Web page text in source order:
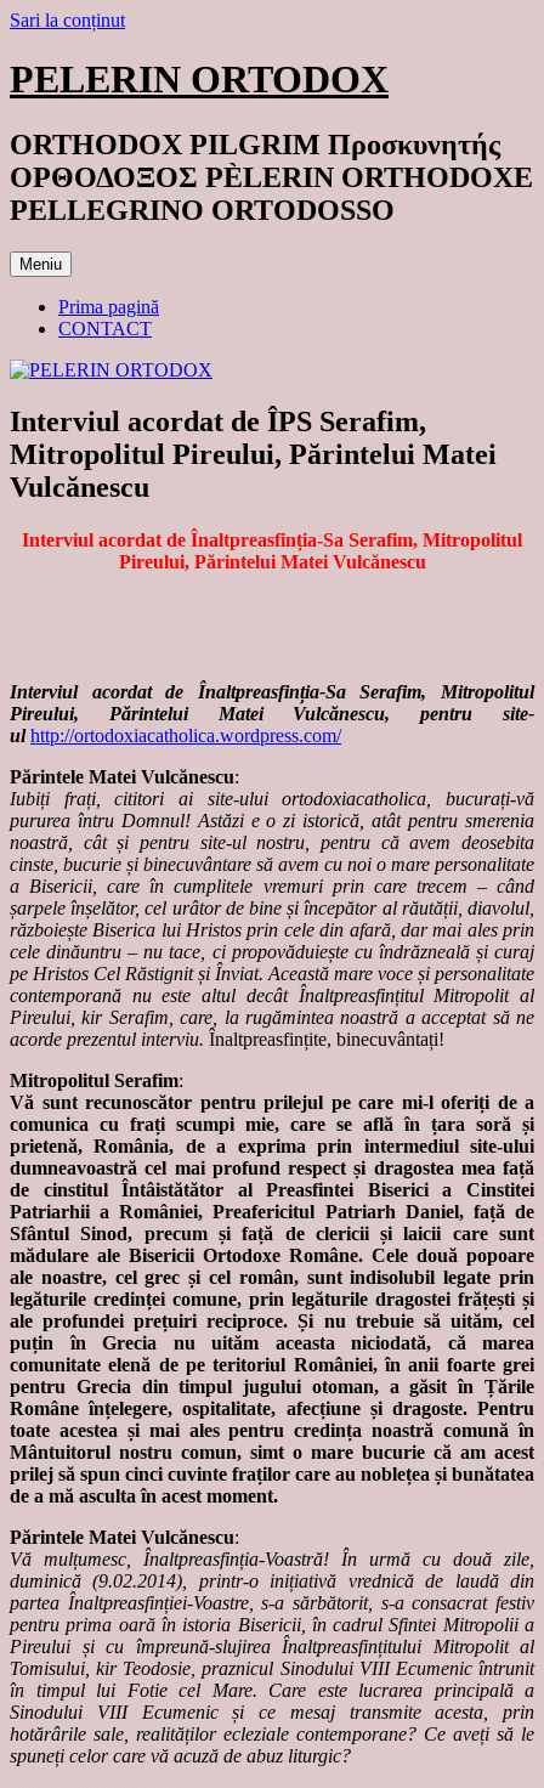
Sari la conținut
PELERIN ORTODOX
ORTHODOX PILGRIM Προσκυνητής
ΟΡΘΟΔΟΞΟΣ PÈLERIN ORTHODOXE
PELLEGRINO ORTODOSSO
Meniu
Prima pagină
CONTACT
Interviul acordat de ÎPS Serafim,
Mitropolitul Pireului, Părintelui Matei
Vulcănescu
Interviul acordat de Înaltpreasfinția-Sa Serafim, Mitropolitul
Pireului, Părintelui Matei Vulcănescu
Interviul acordat de Înaltpreasfinția-Sa Serafim, Mitropolitul
Pireului, Părintelui Matei Vulcănescu, pentru site-
ul http://ortodoxiacatholica.wordpress.com/
Părintele Matei Vulcănescu:
Iubiți frați, cititori ai site-ului ortodoxiacatholica, bucurați-vă
pururea întru Domnul! Astăzi e o zi istorică, atât pentru smerenia
noastră, cât și pentru site-ul nostru, pentru că avem deosebita
cinste, bucurie și binecuvântare să avem cu noi o mare personalitate
a Bisericii, care în cumplitele vremuri prin care trecem – când
șarpele înșelător, cel urâtor de bine și începător al răutății, diavolul,
războiește Biserica lui Hristos prin cele din afară, dar mai ales prin
cele dinăuntru – nu tace, ci propovăduiește cu îndrăzneală și curaj
pe Hristos Cel Răstignit și Înviat. Această mare voce și personalitate
contemporană nu este altul decât Înaltpreasfințitul Mitropolit al
Pireului, kir Serafim, care, la rugămintea noastră a acceptat să ne
acorde prezentul interviu. Înaltpreasfințite, binecuvântați!
Mitropolitul Serafim:
Vă sunt recunoscător pentru prilejul pe care mi-l oferiți de a
comunica cu frați scumpi mie, care se află în țara soră și
prietenă, România, de a exprima prin intermediul site-ului
dumneavoastră cel mai profund respect și dragostea mea față
de cinstitul Întâistătător al Preasfintei Biserici a Cinstitei
Patriarhii a României, Preafericitul Patriarh Daniel, față de
Sfântul Sinod, precum și față de clericii și laicii care sunt
mădulare ale Bisericii Ortodoxe Române. Cele două popoare
ale noastre, cel grec și cel român, sunt indisolubil legate prin
legăturile credinței comune, prin legăturile dragostei frățești și
ale profundei prețuiri reciproce. Și nu trebuie să uităm, cel
puțin în Grecia nu uităm aceasta niciodată, că marea
comunitate elenă de pe teritoriul României, în anii foarte grei
pentru Grecia din timpul jugului otoman, a găsit în Țările
Române înțelegere, ospitalitate, afecțiune și dragoste. Pentru
toate acestea și mai ales pentru credința noastră comună în
Mântuitorul nostru comun, simt o mare bucurie că am acest
prilej să spun cinci cuvinte fraților care au noblețea și bunătatea
de a mă asculta în acest moment.
Părintele Matei Vulcănescu:
Vă mulțumesc, Înaltpreasfinția-Voastră! În urmă cu două zile,
duminică (9.02.2014), printr-o inițiativă vrednică de laudă din
partea Înaltpreasfinției-Voastre, s-a sărbătorit, s-a consacrat festiv
pentru prima oară în istoria Bisericii, în cadrul Sfintei Mitropolii a
Pireului și cu împreună-slujirea Înaltpreasfințitului Mitropolit al
Tomisului, kir Teodosie, praznicul Sinodului VIII Ecumenic întrunit
în timpul lui Fotie cel Mare. Care este lucrarea principală a
Sinodului VIII Ecumenic și ce mesaj transmite acesta, prin
hotărârile sale, realităților ecleziale contemporane? Ce aveți să le
spuneți celor care vă acuză de abuz liturgic?